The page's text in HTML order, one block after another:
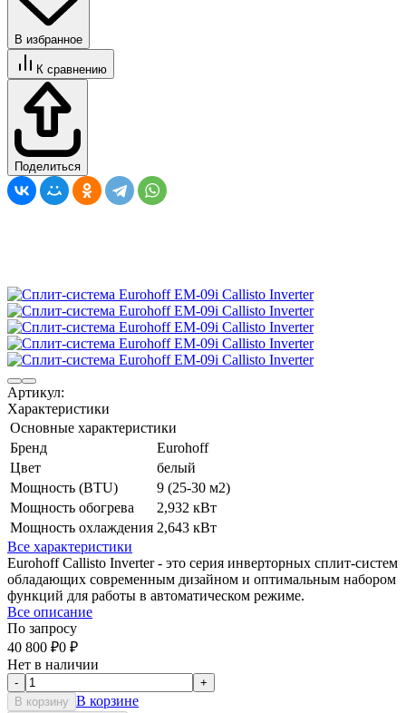
В избранное
К сравнению
Поделиться
Артикул:
Характеристики
Основные характеристики
Бренд
Eurohoff
Цвет
белый
Мощность (BTU)
9 (25-30 м2)
Мощность обогрева
2,932 кВт
Мощность охлаждения 2,643 кВт
Все характеристики
Eurohoff Callisto Inverter - это серия инверторных сплит-систем
обладающих современным дизайном и оптимальным набором
функций для работы в автоматическом режиме.
Все описание
По запросу
40 800 ₽0 ₽
Нет в наличии
-
+
В корзину В корзине